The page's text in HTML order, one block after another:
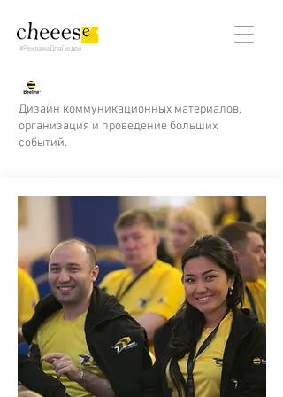
#РекламаДляЛюдей
Дизайн коммуникационных материалов,
организация и проведение больших
событий.